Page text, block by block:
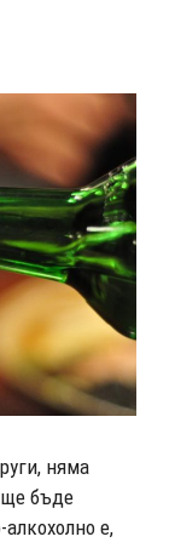
няма
ще бъде
е,